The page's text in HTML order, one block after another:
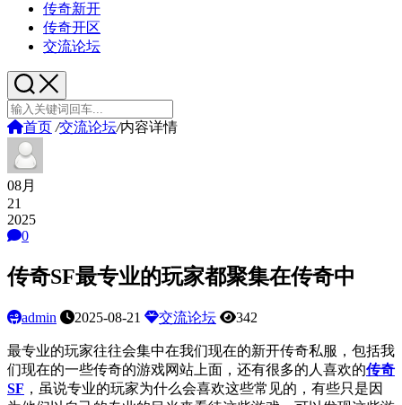
传奇新开
传奇开区
交流论坛
首页 /交流论坛/内容详情
08月
21
2025
0
传奇SF最专业的玩家都聚集在传奇中
admin 2025-08-21 交流论坛 342
最专业的玩家往往会集中在我们现在的新开传奇私服，包括我
们现在的一些传奇的游戏网站上面，还有很多的人喜欢的传奇
SF ，虽说专业的玩家为什么会喜欢这些常见的，有些只是因